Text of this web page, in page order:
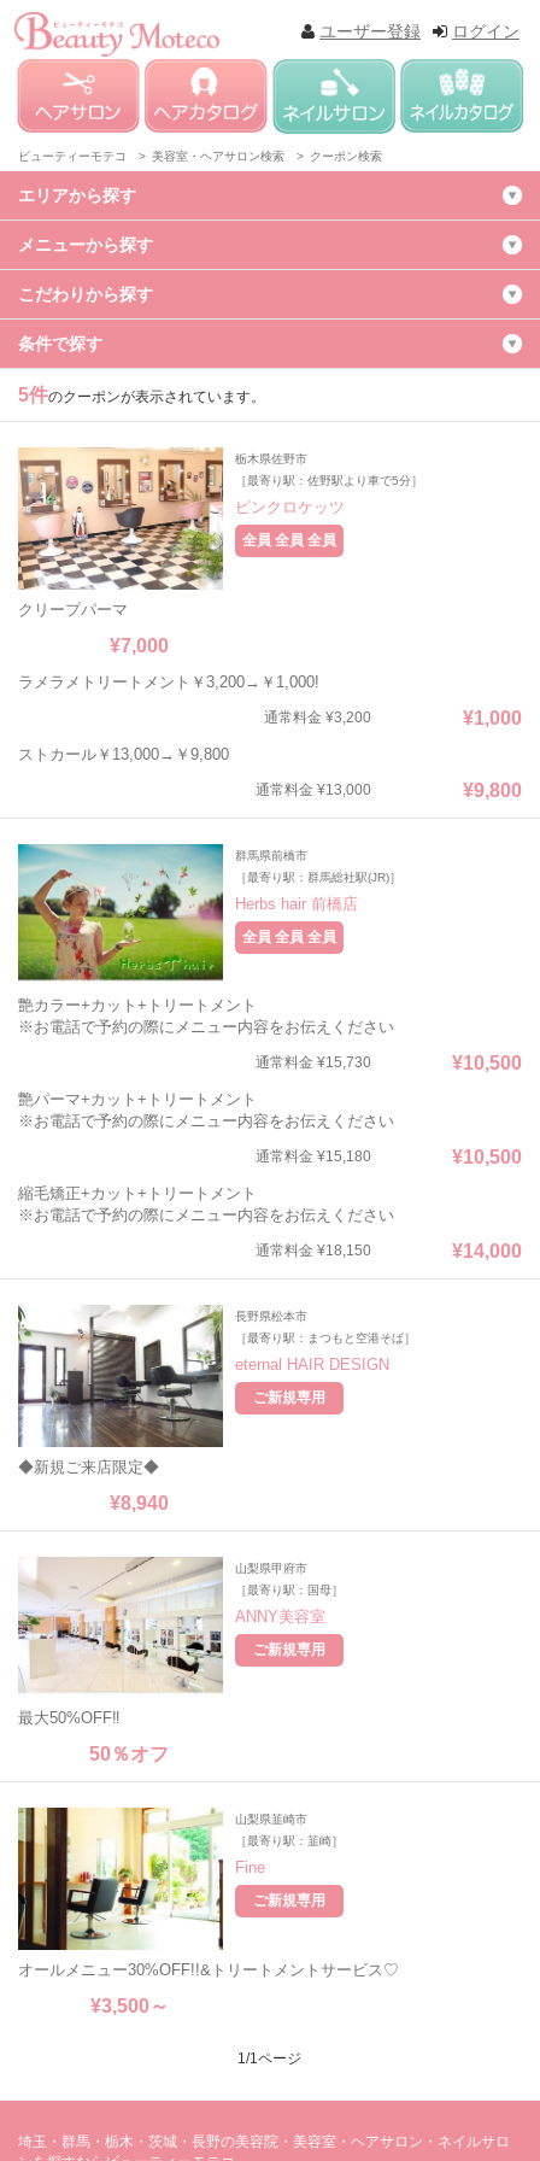
ログイン
ユーザー登録
ビューティーモテコ > 美容室・ヘアサロン検索 > クーポン検索
エリアから探す
メニューから探す
こだわりから探す
条件で探す
5件のクーポンが表示されています。
栃木県佐野市
［最寄り駅：佐野駅より車で5分］
ピンクロケッツ
全員 全員 全員
クリープパーマ
¥7,000
ラメラメトリートメント￥3,200→￥1,000!
通常料金 ¥3,200 ¥1,000
ストカール￥13,000→￥9,800
通常料金 ¥13,000 ¥9,800
群馬県前橋市
［最寄り駅：群馬総社駅(JR)］
Herbs hair 前橋店
全員 全員 全員
艶カラー+カット+トリートメント
※お電話で予約の際にメニュー内容をお伝えください
通常料金 ¥15,730 ¥10,500
艶パーマ+カット+トリートメント
※お電話で予約の際にメニュー内容をお伝えください
通常料金 ¥15,180 ¥10,500
縮毛矯正+カット+トリートメント
※お電話で予約の際にメニュー内容をお伝えください
通常料金 ¥18,150 ¥14,000
長野県松本市
［最寄り駅：まつもと空港そば］
eternal HAIR DESIGN
ご新規専用
◆新規ご来店限定◆
¥8,940
山梨県甲府市
［最寄り駅：国母］
ANNY美容室
ご新規専用
最大50%OFF‼
50％オフ
山梨県韮崎市
［最寄り駅：韮崎］
Fine
ご新規専用
オールメニュー30%OFF!!&トリートメントサービス♡
¥3,500～
1/1ページ
埼玉・群馬・栃木・茨城・長野の美容院・美容室・ヘアサロン・ネイルサロ